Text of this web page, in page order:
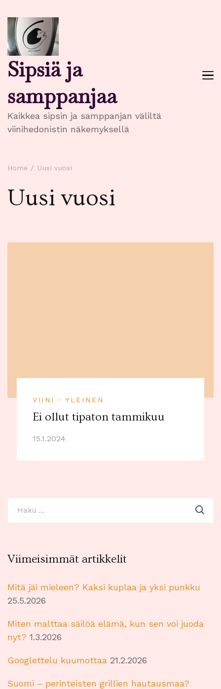
Sipsiä ja
samppanjaa
Kaikkea sipsin ja samppanjan väliltä
viinihedonistin näkemyksellä
Home Uusi vuosi
Uusi vuosi
VIINI YLEINEN
Ei ollut tipaton tammikuu
15.1.2024
Viimeisimmät artikkelit
Mitä jäi mieleen? Kaksi kuplaa ja yksi punkku
25.5.2026
Miten malttaa säilöä elämä, kun sen voi juoda
nyt? 1.3.2026
Googlettelu kuumottaa 21.2.2026
Suomi – perinteisten grillien hautausmaa?